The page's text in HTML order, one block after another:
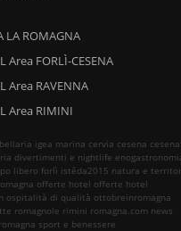
LA ROMAGNA
Area FORLÌ-CESENA
Area RAVENNA
Area RIMINI
bellaria igea marina cervia cesena
divertimenti e nightlife
libero forlì istêda2015 natura e
offerte hotel offerte hotel
ospitalità di qualità ottobreinromagna
romagnole rimini romagna.com news
sport e benessere